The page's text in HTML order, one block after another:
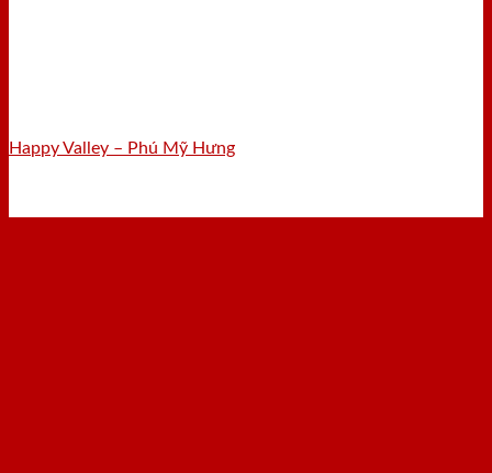
Happy Valley – Phú Mỹ Hưng